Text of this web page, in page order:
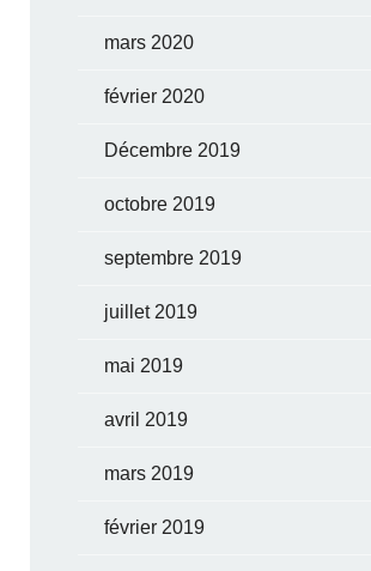
mars 2020
février 2020
Décembre 2019
octobre 2019
septembre 2019
juillet 2019
mai 2019
avril 2019
mars 2019
février 2019